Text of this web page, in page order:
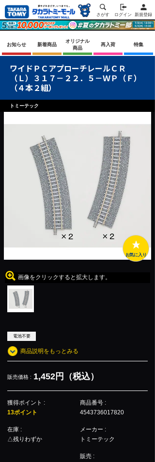
さがす ログイン 新規登録
お知らせ 新着商品
オリジナル
商品
再入荷 特集
ワイドＰＣアプローチレールＣＲ
（Ｌ）３１７－２２．５－ＷＰ（Ｆ）
（４本２組）
トミーテック
お気に入り
画像をクリックすると拡大します。
電池不要
商品説明をもっとみる
販売価格 : 1,452円（税込）
獲得ポイント :
13ポイント
在庫 :
△残りわずか
商品番号 :
4543736017820
メーカー :
トミーテック
販売 :